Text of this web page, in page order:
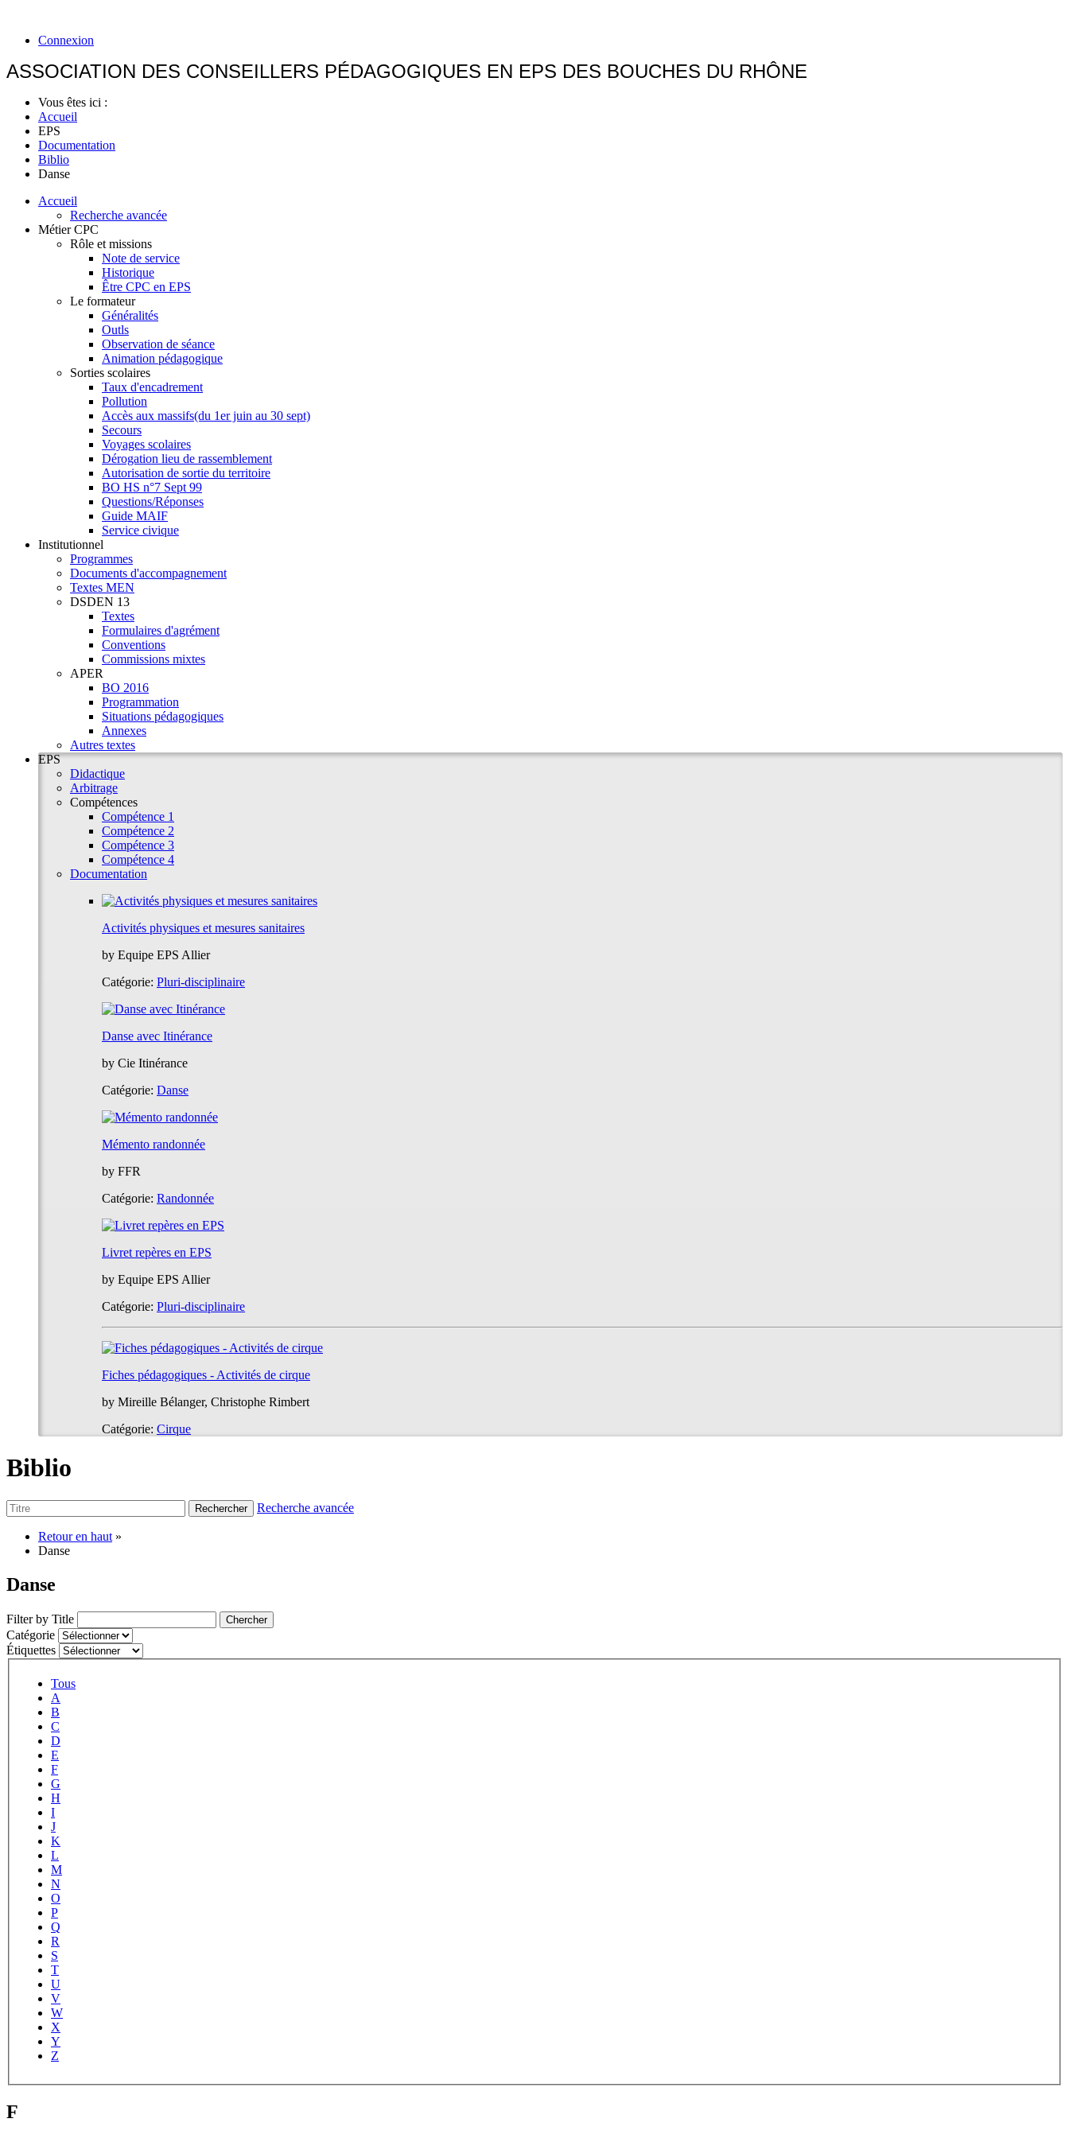
Connexion
ASSOCIATION DES CONSEILLERS PÉDAGOGIQUES EN EPS DES BOUCHES DU RHÔNE
Vous êtes ici :
Accueil
EPS
Documentation
Biblio
Danse
Accueil
Recherche avancée
Métier CPC
Rôle et missions
Note de service
Historique
Être CPC en EPS
Le formateur
Généralités
Outls
Observation de séance
Animation pédagogique
Sorties scolaires
Taux d'encadrement
Pollution
Accès aux massifs(du 1er juin au 30 sept)
Secours
Voyages scolaires
Dérogation lieu de rassemblement
Autorisation de sortie du territoire
BO HS n°7 Sept 99
Questions/Réponses
Guide MAIF
Service civique
Institutionnel
Programmes
Documents d'accompagnement
Textes MEN
DSDEN 13
Textes
Formulaires d'agrément
Conventions
Commissions mixtes
APER
BO 2016
Programmation
Situations pédagogiques
Annexes
Autres textes
EPS
Didactique
Arbitrage
Compétences
Compétence 1
Compétence 2
Compétence 3
Compétence 4
Documentation
Activités physiques et mesures sanitaires
by Equipe EPS Allier
Catégorie: Pluri-disciplinaire
Danse avec Itinérance
by Cie Itinérance
Catégorie: Danse
Mémento randonnée
by FFR
Catégorie: Randonnée
Livret repères en EPS
by Equipe EPS Allier
Catégorie: Pluri-disciplinaire
Fiches pédagogiques - Activités de cirque
by Mireille Bélanger, Christophe Rimbert
Catégorie: Cirque
Biblio
Rechercher Recherche avancée
Retour en haut »
Danse
Danse
Filter by Title Chercher
Catégorie
Étiquettes
Tous
A
B
C
D
E
F
G
H
I
J
K
L
M
N
O
P
Q
R
S
T
U
V
W
X
Y
Z
F